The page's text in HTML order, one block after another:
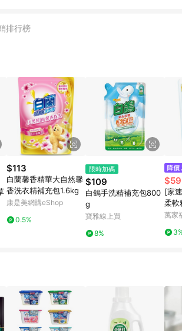
圍內。 3. 如購買以下類別商品，將無法獲
、「草莓網」全館商品。 4. 如取消訂
除所有折扣優惠後之最終發票金額計算，
通知為主。 6. 訂單如有使用東森購物
(包含但不限於東森幣、樂透金、東森現金
格。詳細請依東森購物ETMall之結帳頁面
物設有「單一商品最高回饋點數」機制(特
上限」)，以同一訂單中同一商品不論件數
間當下LINE購物所設定的回饋機制為準。
整合性平台，商品資料更新會有時間差，
、價位、贈品與東森購物ETMall銷售網
為準。 9. 若有贈點爭議，請務必於訂單
購物客服洽詢；若超過180天(含)以上進
。 10. 部分點數紅包僅限指定商品使
品。各點數紅包之適用商品與使用條件
準。
排行榜
$113
白蘭馨香精華大自然馨
香洗衣精補充包1.6kg
康是美網購eShop
0.5%
限時加碼
$109
白鴿手洗精補充包800
g
寶雅線上買
8%
$59
[家
柔軟
萬家